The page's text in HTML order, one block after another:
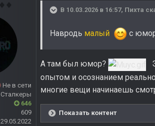
Не в сети
Сталкеры
646
609
29.05.2022
В 10.03.2026 в 16:57, Пихта
Навродь малый с
А там был юмор?
опытом и осознанием
многие вещи начинаешь
Показать контент